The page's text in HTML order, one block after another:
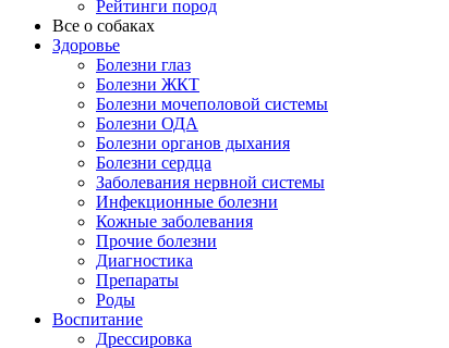
Рейтинги пород
Все о собаках
Здоровье
Болезни глаз
Болезни ЖКТ
Болезни мочеполовой системы
Болезни ОДА
Болезни органов дыхания
Болезни сердца
Заболевания нервной системы
Инфекционные болезни
Кожные заболевания
Прочие болезни
Диагностика
Препараты
Роды
Воспитание
Дрессировка